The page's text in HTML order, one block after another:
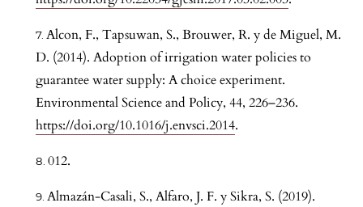
Alcon, F., Tapsuwan, S., Brouwer, R. y de Miguel, M.
D. (2014). Adoption of irrigation water policies to
guarantee water supply: A choice experiment.
Environmental Science and Policy, 44, 226–236.
https://doi.org/10.1016/j.envsci.2014.
012.
Almazán-Casali, S., Alfaro, J. F. y Sikra, S. (2019).